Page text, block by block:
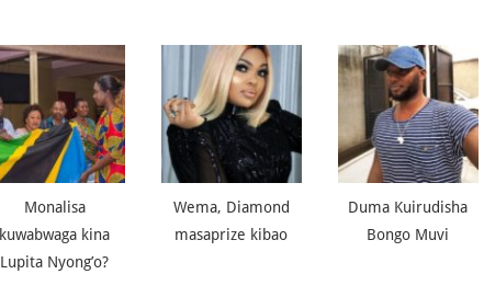
Monalisa
kuwabwaga kina
Lupita Nyong’o?
Wema, Diamond
masaprize kibao
Duma Kuirudisha
Bongo Muvi